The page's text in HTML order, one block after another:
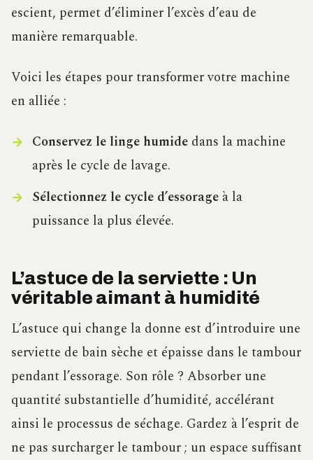
escient, permet d’éliminer l’excès d’eau de
manière remarquable.
Voici les étapes pour transformer votre machine
en alliée :
Conservez le linge humidedans la machine
après le cycle de lavage.
Sélectionnez le cycle d’essorageà la
puissance la plus élevée.
L’astuce de la serviette : Un
véritable aimant à humidité
L’astuce qui change la donne est d’introduire une
serviette de bain sèche et épaisse dans le tambour
pendant l’essorage. Son rôle ? Absorber une
quantité substantielle d’humidité, accélérant
ainsi le processus de séchage. Gardez à l’esprit de
ne pas surcharger le tambour ; un espace suffisant